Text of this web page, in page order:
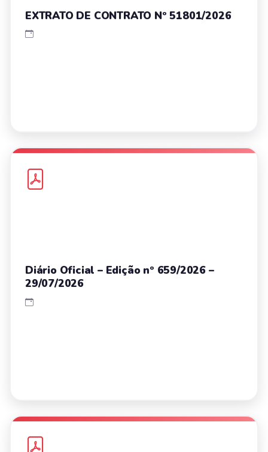
EXTRATO DE CONTRATO Nº 51801/2026
Diário Oficial – Edição nº 659/2026 –
29/07/2026